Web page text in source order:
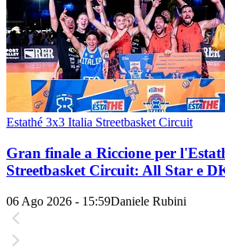
Estathé 3x3 Italia Streetbasket Circuit
Gran finale a Riccione per
Streetbasket Circuit: All Star e
06 Ago 2026 - 15:59Daniele Rubini